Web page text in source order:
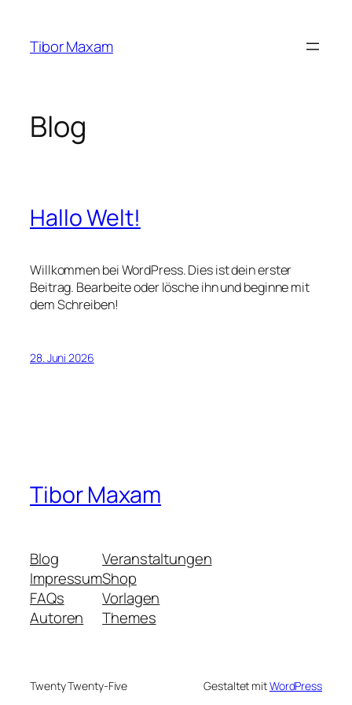
springen
Tibor Maxam
Blog
Hallo Welt!
Willkommen bei WordPress. Dies ist dein erster
Beitrag. Bearbeite oder lösche ihn und beginne mit
dem Schreiben!
28. Juni 2026
Tibor Maxam
Blog
Impressum
FAQs
Autoren
Veranstaltungen
Shop
Vorlagen
Themes
Twenty Twenty-Five Gestaltet mitWordPress